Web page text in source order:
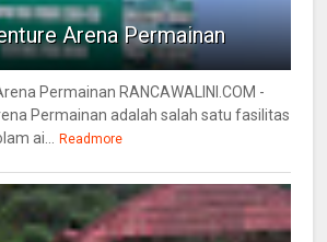
Arena Permainan
Permainan RANCAWALINI.COM -
Permainan adalah salah satu fasilitas
ai...
Readmore